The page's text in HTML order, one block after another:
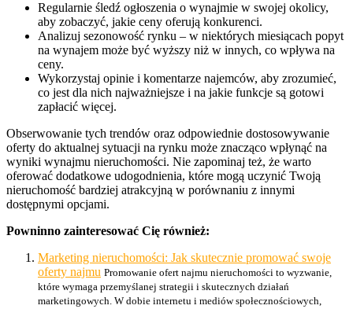
Regularnie śledź ogłoszenia o wynajmie w swojej okolicy,
aby zobaczyć, jakie ceny oferują konkurenci.
Analizuj sezonowość rynku – w niektórych miesiącach popyt
na wynajem może być wyższy niż w innych, co wpływa na
ceny.
Wykorzystaj opinie i komentarze najemców, aby zrozumieć,
co jest dla nich najważniejsze i na jakie funkcje są gotowi
zapłacić więcej.
Obserwowanie tych trendów oraz odpowiednie dostosowywanie
oferty do aktualnej sytuacji na rynku może znacząco wpłynąć na
wyniki wynajmu nieruchomości. Nie zapominaj też, że warto
oferować dodatkowe udogodnienia, które mogą uczynić Twoją
nieruchomość bardziej atrakcyjną w porównaniu z innymi
dostępnymi opcjami.
Powninno zainteresować Cię również:
Marketing nieruchomości: Jak skutecznie promować swoje
oferty najmu Promowanie ofert najmu nieruchomości to wyzwanie,
które wymaga przemyślanej strategii i skutecznych działań
marketingowych. W dobie internetu i mediów społecznościowych,